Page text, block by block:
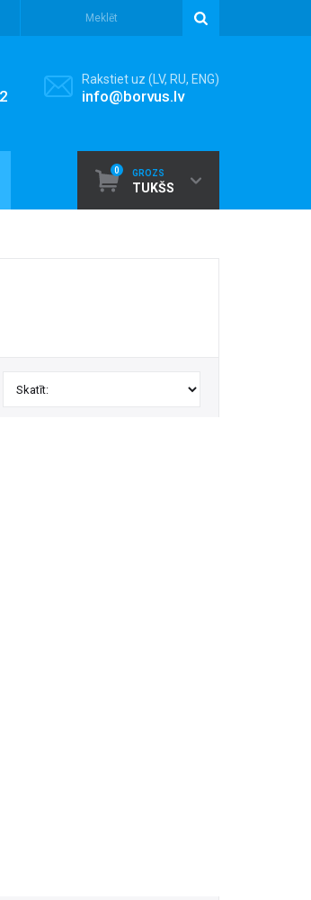
Rakstiet uz (LV, RU, ENG)
info@borvus.lv
0 GROZS
TUKŠS